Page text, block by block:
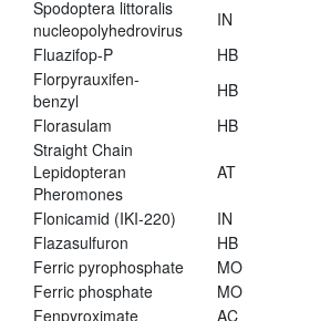
Spodoptera littoralis
nucleopolyhedrovirus
IN
Fluazifop-P
HB
Florpyrauxifen-
benzyl
HB
Florasulam
HB
Straight Chain
Lepidopteran
Pheromones
AT
Flonicamid (IKI-220) IN
Flazasulfuron
HB
Ferric pyrophosphate
MO
Ferric phosphate
MO
Fenpyroximate
AC